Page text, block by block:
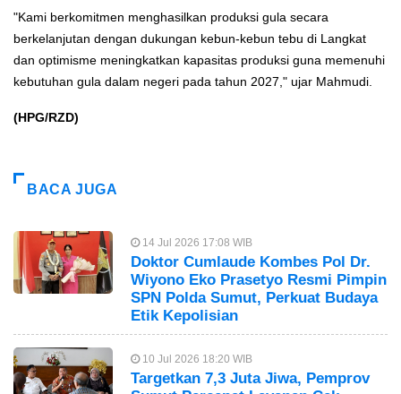
"Kami berkomitmen menghasilkan produksi gula secara
berkelanjutan dengan dukungan kebun-kebun tebu di Langkat
dan optimisme meningkatkan kapasitas produksi guna memenuhi
kebutuhan gula dalam negeri pada tahun 2027," ujar Mahmudi.
(HPG/RZD)
BACA JUGA
14 Jul 2026 17:08 WIB
Doktor Cumlaude Kombes Pol Dr.
Wiyono Eko Prasetyo Resmi Pimpin
SPN Polda Sumut, Perkuat Budaya
Etik Kepolisian
10 Jul 2026 18:20 WIB
Targetkan 7,3 Juta Jiwa, Pemprov